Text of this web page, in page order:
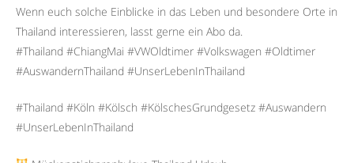
Wenn euch solche Einblicke in das Leben und besondere Orte in
Thailand interessieren, lasst gerne ein Abo da.
#Thailand #ChiangMai #VWOldtimer #Volkswagen #Oldtimer
#AuswandernThailand #UnserLebenInThailand
#Thailand #Köln #Kölsch #KölschesGrundgesetz #Auswandern
#UnserLebenInThailand